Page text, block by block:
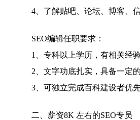
4、了解贴吧、论坛、博客、信
SEO编辑任职要求：
1、专科以上学历，有相关经验
2、文字功底扎实，具备一定的
3、可独立完成百科建设者优先
二、薪资8K 左右的SEO专员